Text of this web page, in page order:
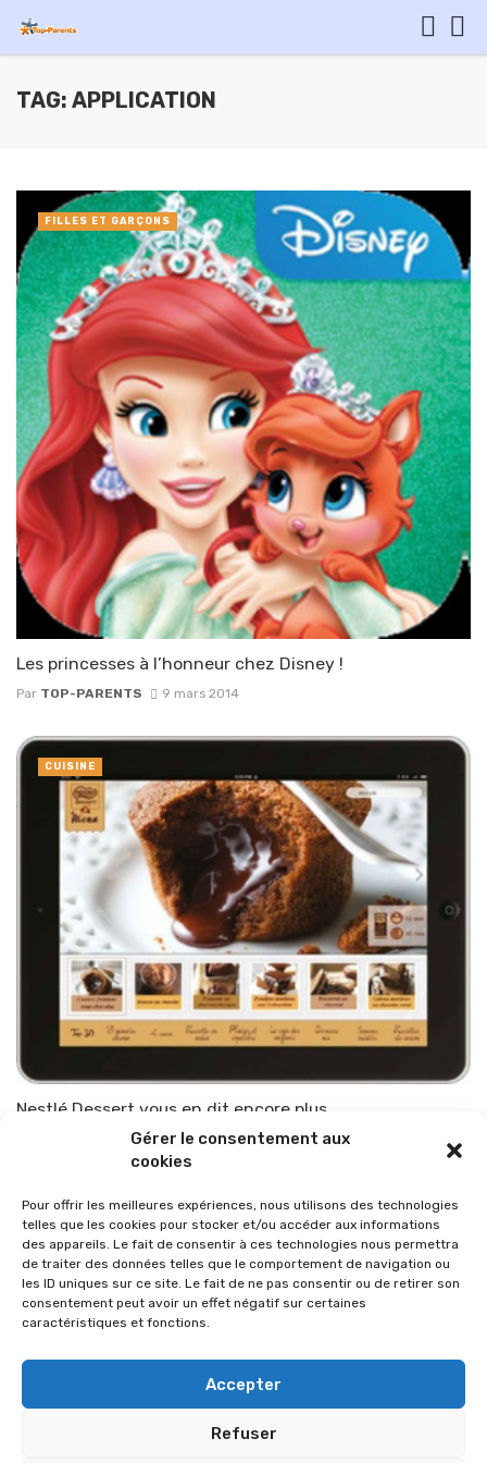
Gérer le consentement aux
cookies
Pour offrir les meilleures expériences, nous utilisons des technologies
telles que les cookies pour stocker et/ou accéder aux informations
des appareils. Le fait de consentir à ces technologies nous permettra
de traiter des données telles que le comportement de navigation ou
les ID uniques sur ce site. Le fait de ne pas consentir ou de retirer son
consentement peut avoir un effet négatif sur certaines
caractéristiques et fonctions.
Accepter
Refuser
TAG: APPLICATION
Les princesses à l’honneur chez Disney !
Par TOP-PARENTS 9 mars 2014
FILLES ET GARÇONS
Nestlé Dessert vous en dit encore plus…
TOP-PARENTS 28 novembre 2013
CUISINE